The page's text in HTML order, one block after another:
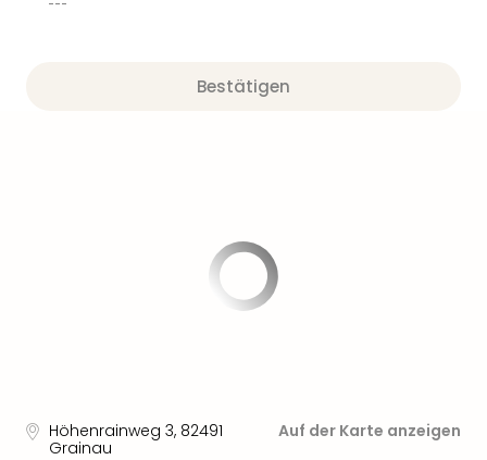
---
Bestätigen
Höhenrainweg 3, 82491
Grainau
Auf der Karte anzeigen